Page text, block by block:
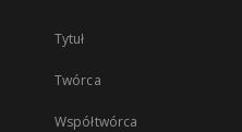
Tytuł
Twórca
Współtwórca